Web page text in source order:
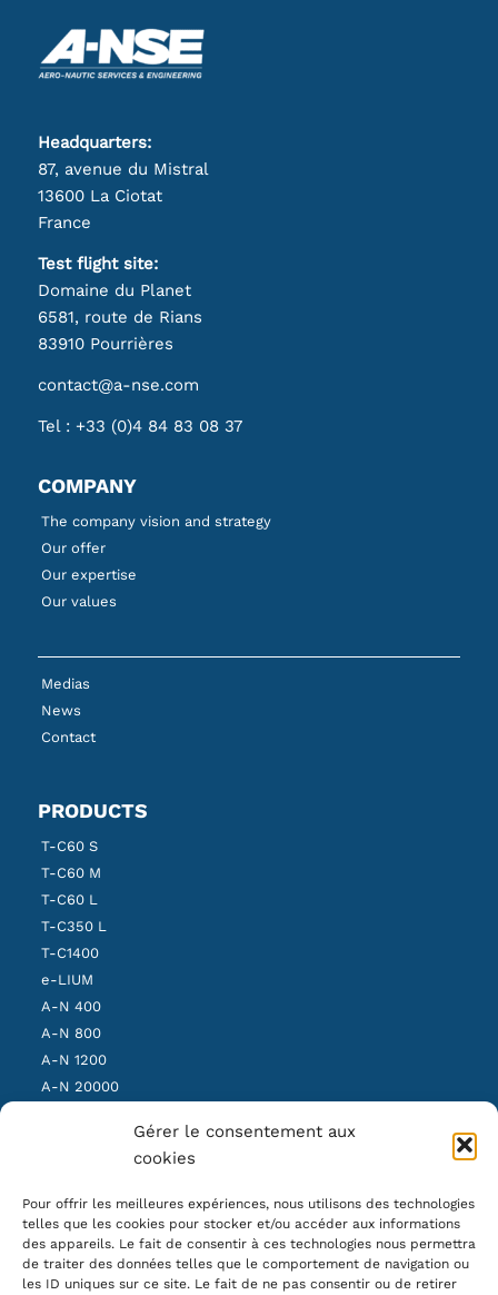
Gérer le consentement aux
cookies
Pour offrir les meilleures expériences, nous utilisons des technologies
telles que les cookies pour stocker et/ou accéder aux informations
des appareils. Le fait de consentir à ces technologies nous permettra
de traiter des données telles que le comportement de navigation ou
les ID uniques sur ce site. Le fait de ne pas consentir ou de retirer
Headquarters:
87, avenue du Mistral
13600 La Ciotat
France
Test flight site:
Domaine du Planet
6581, route de Rians
83910 Pourrières
contact@a-nse.com
Tel : +33 (0)4 84 83 08 37
COMPANY
The company vision and strategy
Our offer
Our expertise
Our values
Medias
News
Contact
PRODUCTS
T-C60 S
T-C60 M
T-C60 L
T-C350 L
T-C1400
e-LIUM
A-N 400
A-N 800
A-N 1200
A-N 20000
OUR NEWSLETTER